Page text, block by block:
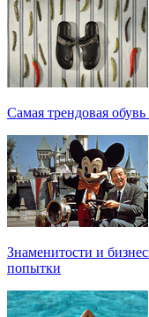
Самая трендовая обувь
Знаменитости и
попытки